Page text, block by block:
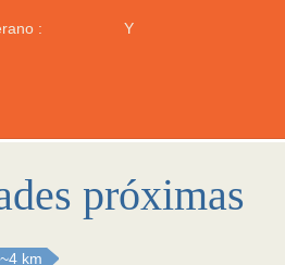
: Y
próximas
~4 km